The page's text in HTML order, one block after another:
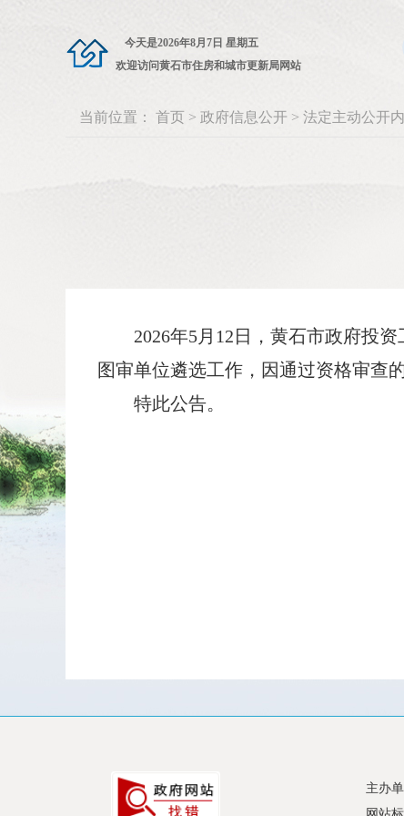
今天是2026年8月7日 星期五
欢迎访问黄石市住房和城市更新局网站
当前位置： 首页 > 政府信息公开 > 法定主动公开
2026年5月12日，黄石市政府投
图审单位遴选工作，因通过资格审查
特此公告。
主办